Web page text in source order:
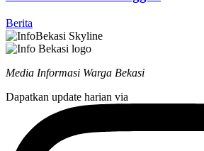
Berita
Media Informasi Warga Bekasi
Dapatkan update harian via